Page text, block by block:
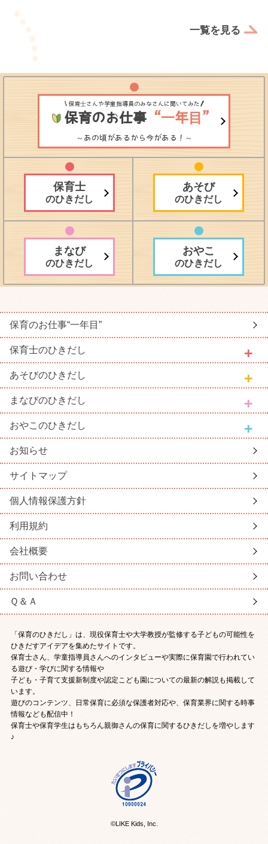
一覧を見る
保育士さんや学童指導員のみなさんに聞いてみた
保育のお仕事“一年目”
～あの頃があるから今がある！～
保育士
のひきだし
あそび
のひきだし
まなび
のひきだし
おやこ
のひきだし
保育のお仕事“一年目”
保育士のひきだし
あそびのひきだし
まなびのひきだし
おやこ のひきだし
お知らせ
サイトマップ
個人情報保護方針
利用規約
会社概要
お問い合わせ
Ｑ＆Ａ
「保育のひきだし」は、現役保育士や大学教授が監修する子どもの可能性を
ひきだすアイデアを集めたサイトです。
保育士さん、学童指導員さんへのインタビューや実際に保育園で行われてい
る遊び・学びに関する情報や
子ども・子育て支援新制度や認定こども園についての最新の解説も掲載して
います。
遊びのコンテンツ、日常保育に必須な保護者対応や、保育業界に関する時事
情報なども配信中！
保育士や保育学生はもちろん親御さんの保育に関するひきだしを増やします
♪
©LIKE Kids, Inc.